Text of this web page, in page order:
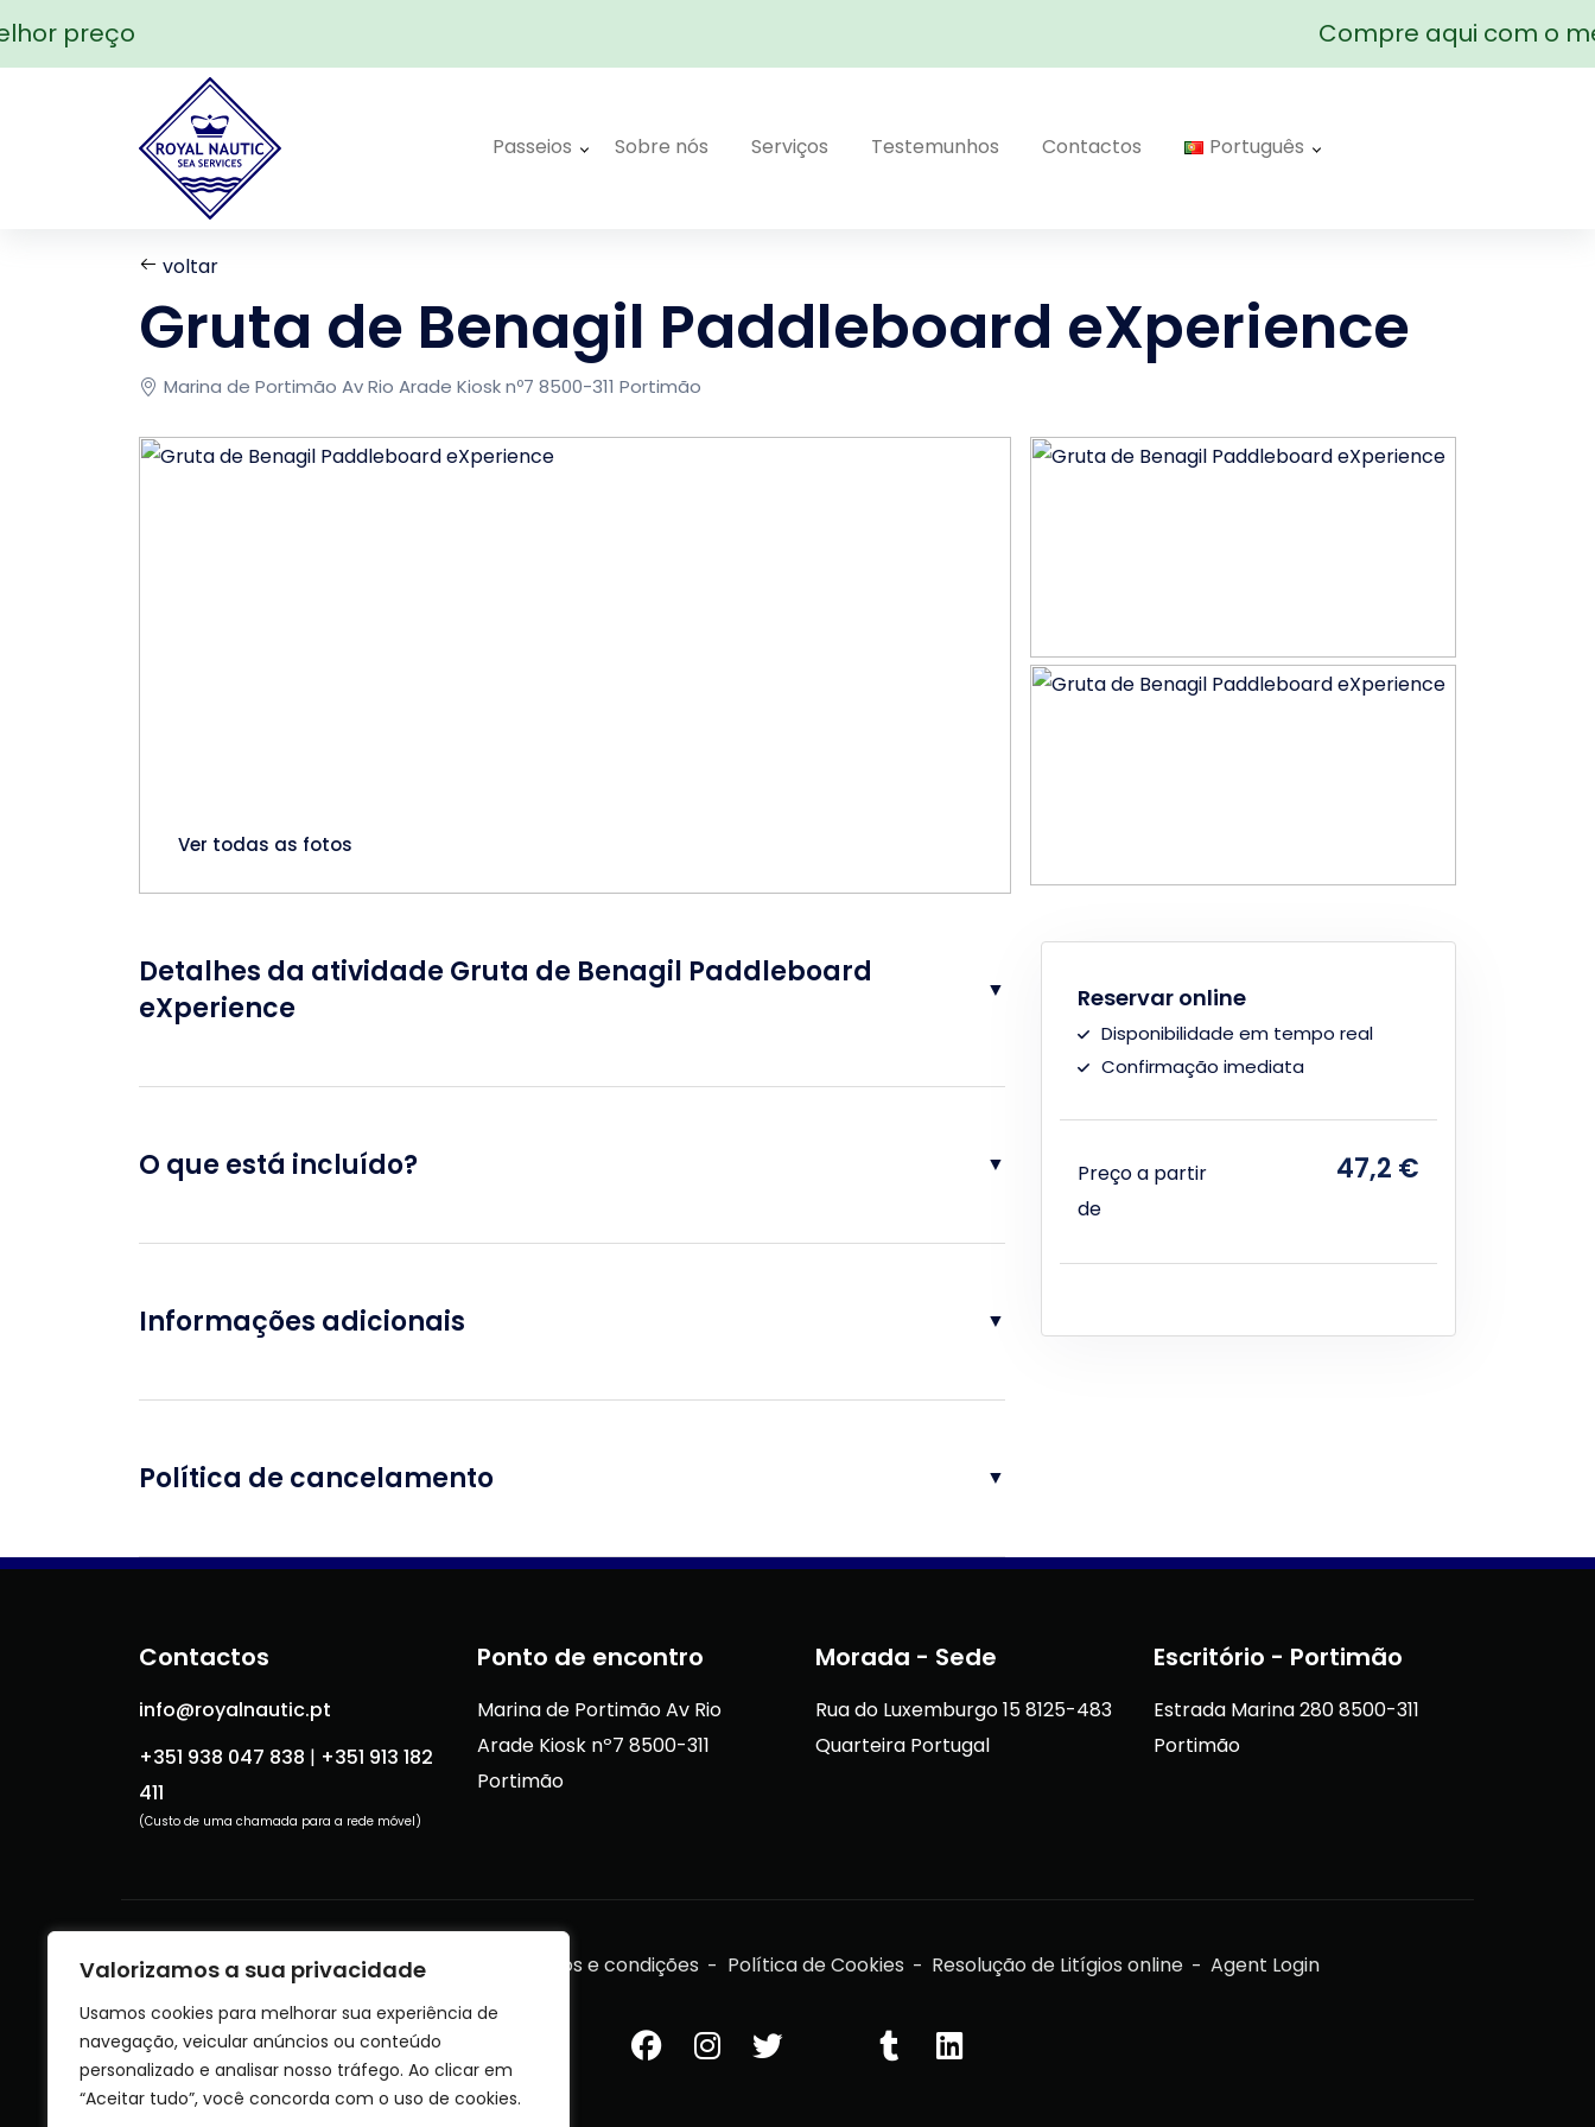
Valorizamos a sua privacidade
Usamos cookies para melhorar sua experiência de
navegação, veicular anúncios ou conteúdo
personalizado e analisar nosso tráfego. Ao clicar em
“Aceitar tudo”, você concorda com o uso de cookies.
preço Compre aqui com o
Passeios Sobre nós Serviços Testemunhos Contactos Português
voltar
Gruta de Benagil Paddleboard eXperience
Marina de Portimão Av Rio Arade Kiosk nº7 8500-311 Portimão
Ver todas as fotos
Detalhes da atividade Gruta de Benagil Paddleboard
eXperience
▼
O que está incluído? ▼
Informações adicionais ▼
Política de cancelamento ▼
Reservar online
Disponibilidade em tempo real
Confirmação imediata
Preço a partir
de
47,2 €
Contactos
info@royalnautic.pt
+351 938 047 838 | +351 913 182
411
(Custo de uma chamada para a rede móvel)
Ponto de encontro
Marina de Portimão Av Rio
Arade Kiosk nº7 8500-311
Portimão
Morada - Sede
Rua do Luxemburgo 15 8125-483
Quarteira Portugal
Escritório - Portimão
Estrada Marina 280 8500-311
Portimão
Livro de Reclamações Termos e condições Política de Cookies Resolução de Litígios online Agent Login